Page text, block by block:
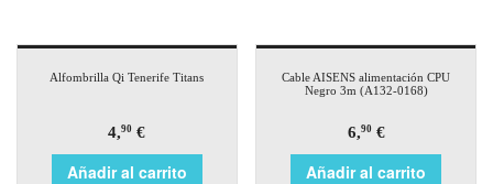
Alfombrilla Qi Tenerife Titans
4,90 €
Añadir al carrito
Cable AISENS alimentación CPU
Negro 3m (A132-0168)
6,90€
Añadir al carrito